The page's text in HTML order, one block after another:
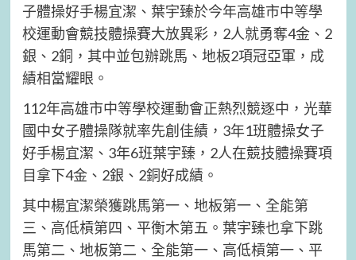
子體操好手楊宜潔、葉宇臻於今年高雄市中等學
校運動會競技體操賽大放異彩，2人就勇奪4金、2
銀、2銅，其中並包辦跳馬、地板2項冠亞軍，成
績相當耀眼。
112年高雄市中等學校運動會正熱烈競逐中，光華
國中女子體操隊就率先創佳績，3年1班體操女子
好手楊宜潔、3年6班葉宇臻，2人在競技體操賽項
目拿下4金、2銀、2銅好成績。
其中楊宜潔榮獲跳馬第一、地板第一、全能第
三、高低槓第四、平衡木第五。葉宇臻也拿下跳
馬第二、地板第二、全能第一、高低槓第一、平